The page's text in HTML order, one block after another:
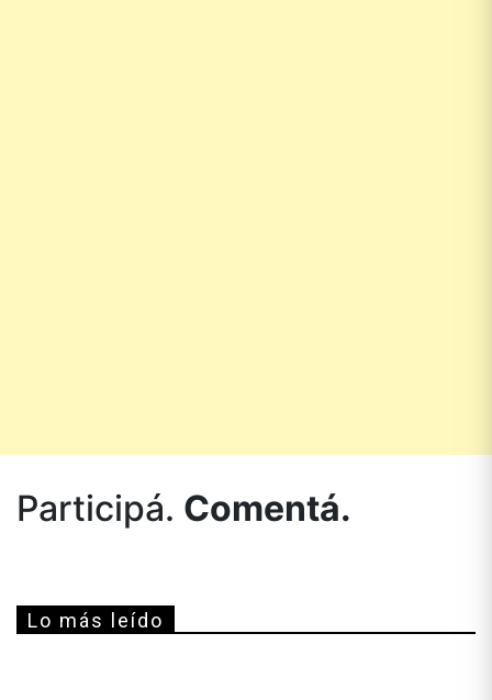
Participá. Comentá.
Lo más leído